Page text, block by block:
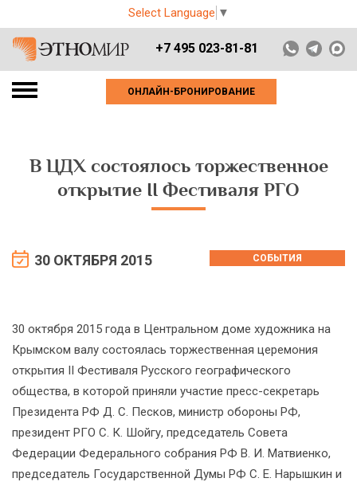
Select Language ▼
+7 495 023-81-81
ОНЛАЙН-БРОНИРОВАНИЕ
В ЦДХ состоялось торжественное
открытие II Фестиваля РГО
30 ОКТЯБРЯ 2015 СОБЫТИЯ
30 октября 2015 года в Центральном доме художника на
Крымском валу состоялась торжественная церемония
открытия II Фестиваля Русского географического
общества, в которой приняли участие пресс-секретарь
Президента РФ Д. С. Песков, министр обороны РФ,
президент РГО С. К. Шойгу, председатель Совета
Федерации Федерального собрания РФ В. И. Матвиенко,
председатель Государственной Думы РФ С. Е. Нарышкин и